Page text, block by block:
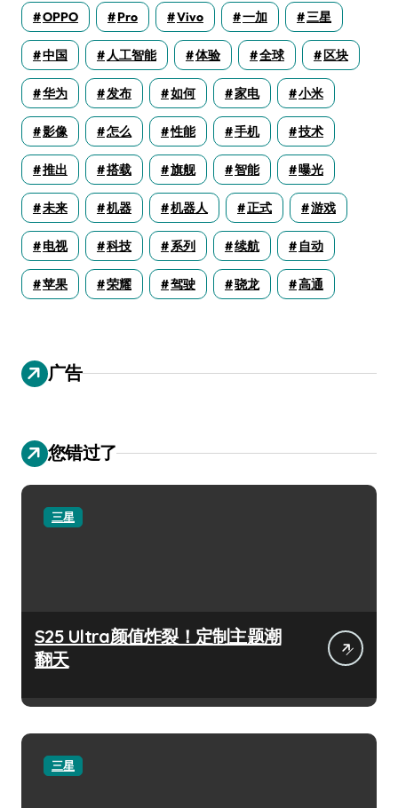
OPPO Pro Vivo 一加 三星
中国 人工智能 体验 全球 区块
华为 发布 如何 家电 小米
影像 怎么 性能 手机 技术
推出 搭载 旗舰 智能 曝光
未来 机器 机器人 正式 游戏
电视 科技 系列 续航 自动
苹果 荣耀 驾驶 骁龙 高通
广告
您错过了
三星
S25 Ultra颜值炸裂！定制主题潮
翻天
三星